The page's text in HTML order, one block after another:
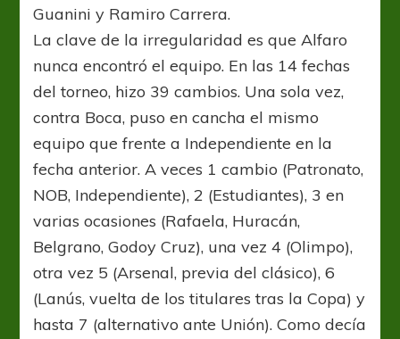
Guanini y Ramiro Carrera.
La clave de la irregularidad es que Alfaro
nunca encontró el equipo. En las 14 fechas
del torneo, hizo 39 cambios. Una sola vez,
contra Boca, puso en cancha el mismo
equipo que frente a Independiente en la
fecha anterior. A veces 1 cambio (Patronato,
NOB, Independiente), 2 (Estudiantes), 3 en
varias ocasiones (Rafaela, Huracán,
Belgrano, Godoy Cruz), una vez 4 (Olimpo),
otra vez 5 (Arsenal, previa del clásico), 6
(Lanús, vuelta de los titulares tras la Copa) y
hasta 7 (alternativo ante Unión). Como decía